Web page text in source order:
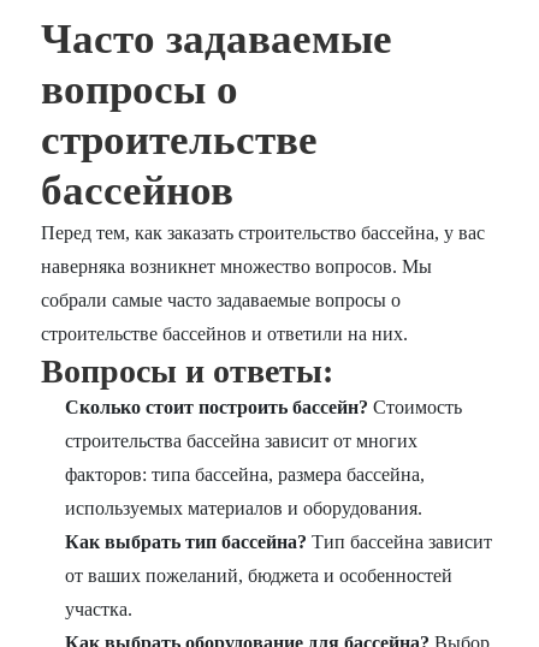
Часто задаваемые
вопросы о
строительстве
бассейнов
Перед тем, как заказать строительство бассейна, у вас
наверняка возникнет множество вопросов. Мы
собрали самые часто задаваемые вопросы о
строительстве бассейнов и ответили на них.
Вопросы и ответы:
Сколько стоит построить бассейн? Стоимость
строительства бассейна зависит от многих
факторов: типа бассейна, размера бассейна,
используемых материалов и оборудования.
Как выбрать тип бассейна? Тип бассейна зависит
от ваших пожеланий, бюджета и особенностей
участка.